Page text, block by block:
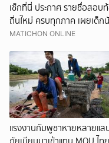
เช็กที่นี่ ประกาศ รายชื่อสอบ
ถิ่นใหม่ ครบทุกภาค เผยเด็ก
เมืองดังหลุดอื้อ
MATICHON ONLINE
แรงงานกัมพูชาหายหลายแ